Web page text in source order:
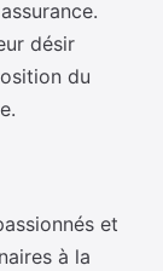
désir
du
et
à la